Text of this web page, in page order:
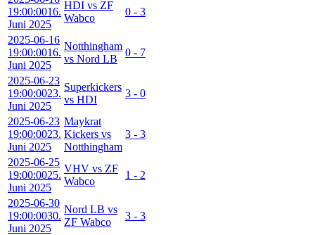
19:00:0016.
Juni 2025
HDI vs ZF
Wabco
0 - 3
2025-06-16
19:00:0016.
Juni 2025
Notthingham
vs Nord LB
0 - 7
2025-06-23
19:00:0023.
Juni 2025
Superkickers
vs HDI
3 - 0
2025-06-23
19:00:0023.
Juni 2025
Maykrat
Kickers vs
Notthingham
3 - 3
2025-06-25
19:00:0025.
Juni 2025
VHV vs ZF
Wabco
1 - 2
2025-06-30
19:00:0030.
Juni 2025
Nord LB vs
ZF Wabco
3 - 3